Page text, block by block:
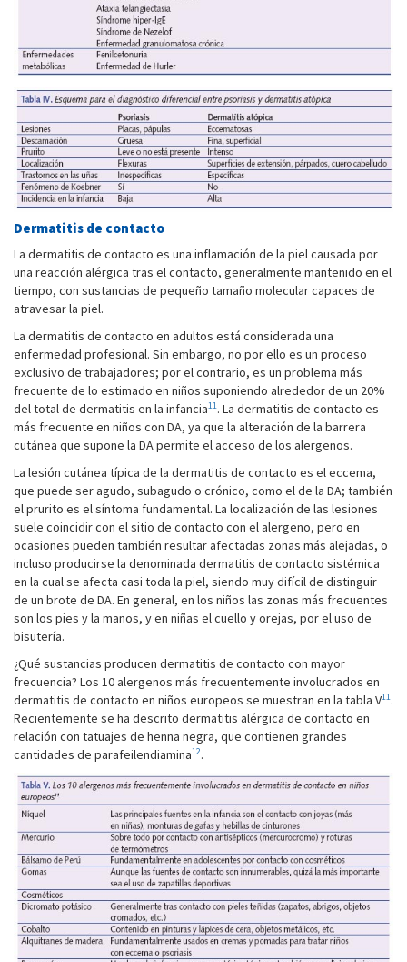
Dermatitis de contacto
La dermatitis de contacto es una inflamación de la piel causada por
una reacción alérgica tras el contacto, generalmente mantenido en el
tiempo, con sustancias de pequeño tamaño molecular capaces de
atravesar la piel.
La dermatitis de contacto en adultos está considerada una
enfermedad profesional. Sin embargo, no por ello es un proceso
exclusivo de trabajadores; por el contrario, es un problema más
frecuente de lo estimado en niños suponiendo alrededor de un 20%
del total de dermatitis en la infancia11. La dermatitis de contacto es
más frecuente en niños con DA, ya que la alteración de la barrera
cutánea que supone la DA permite el acceso de los alergenos.
La lesión cutánea típica de la dermatitis de contacto es el eccema,
que puede ser agudo, subagudo o crónico, como el de la DA; también
el prurito es el síntoma fundamental. La localización de las lesiones
suele coincidir con el sitio de contacto con el alergeno, pero en
ocasiones pueden también resultar afectadas zonas más alejadas, o
incluso producirse la denominada dermatitis de contacto sistémica
en la cual se afecta casi toda la piel, siendo muy difícil de distinguir
de un brote de DA. En general, en los niños las zonas más frecuentes
son los pies y la manos, y en niñas el cuello y orejas, por el uso de
bisutería.
¿Qué sustancias producen dermatitis de contacto con mayor
frecuencia? Los 10 alergenos más frecuentemente involucrados en
dermatitis de contacto en niños europeos se muestran en la tabla V11.
Recientemente se ha descrito dermatitis alérgica de contacto en
relación con tatuajes de henna negra, que contienen grandes
cantidades de parafeilendiamina12.